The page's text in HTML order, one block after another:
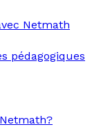
Netmath
pédagogiques